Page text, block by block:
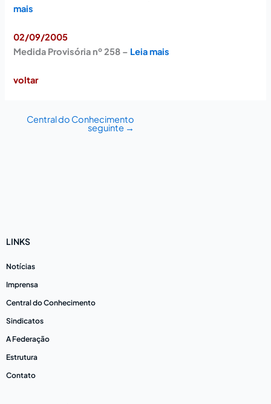
mais
02/09/2005
Medida Provisória nº 258 – Leia mais
voltar
Central do Conhecimento
seguinte →
LINKS
Notícias
Imprensa
Central do Conhecimento
Sindicatos
A Federação
Estrutura
Contato